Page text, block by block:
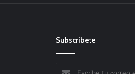
Subscribete